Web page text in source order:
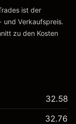
ist der
und Verkaufspreis.
zu den Kosten
32.58
32.76